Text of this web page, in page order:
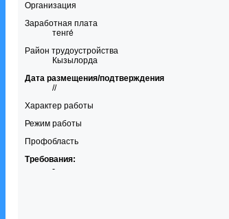
Организация
Заработная плата
тенге́
Район трудоустройства
Кызылорда
Дата размещения/подтверждения
//
Характер работы
Режим работы
Профобласть
Требования:
-